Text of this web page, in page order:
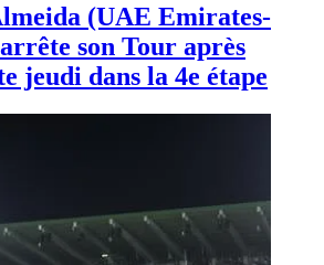
(UAE Emirates-
son Tour après
jeudi dans la 4e étape